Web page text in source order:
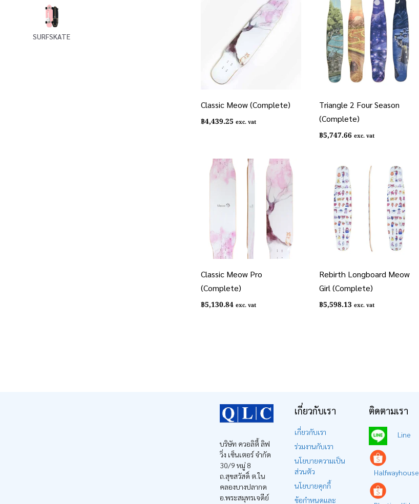
Classic Meow (Complete)
฿4,439.25 exc. vat
Triangle 2 Four Season
(Complete)
฿5,747.66 exc. vat
Classic Meow Pro
(Complete)
฿5,130.84 exc. vat
Rebirth Longboard Meow
Girl (Complete)
฿5,598.13 exc. vat
SURFSKATE
บริษัท ควอลิตี้ ลิฟ
วิ่ง เซ็นเตอร์ จำกัด
30/9 หมู่ 8
ถ.สุขสวัสดิ์ ต.ใน
คลองบางปลากด
อ.พระสมุทรเจดีย์
เกี่ยวกับเรา
เกี่ยวกับเรา
ร่วมงานกับเรา
นโยบายความเป็น
ส่วนตัว
นโยบายคุกกี้
ข้อกำหนดและ
ติดตามเรา
Line
Halfwayhouse